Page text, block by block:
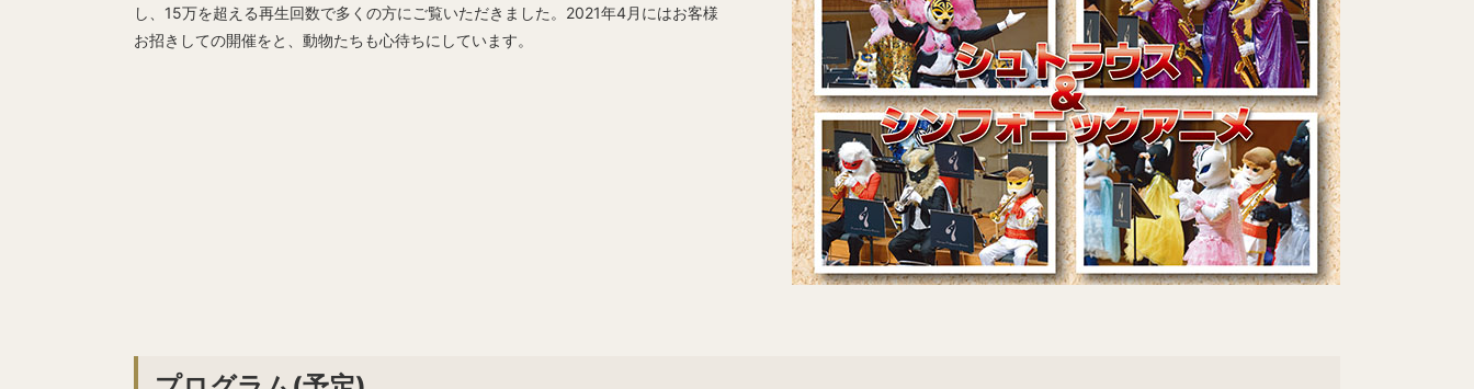
し、15万を超える再生回数で多くの方にご覧いただきました。2021年4月にはお客様
お招きしての開催をと、動物たちも心待ちにしています。